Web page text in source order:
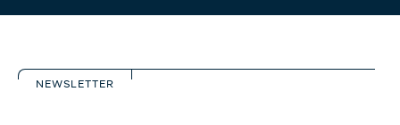
NEWSLETTER